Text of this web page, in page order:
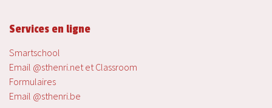
Services en ligne
Smartschool
Email @sthenri.net et Classroom
Formulaires
Email @sthenri.be